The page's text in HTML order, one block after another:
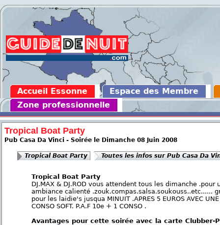
Accueil Essonne
Espace des Membre
Zone professionnelle
Tropical Boat Party
Pub Casa Da Vinci - Soirée le Dimanche 08 Juin 2008
Tropical Boat Party Toutes les infos sur Pub Casa Da
Tropical Boat Party
DJ.MAX & DJ.ROD vous attendent tous les dimanche .pour
ambiance calienté .zouk.compas.salsa.soukouss..etc......
pour les laidie's jusqua MINUIT .APRES 5 EUROS AVEC UNE
CONSO SOFT. P.A.F 10e + 1 CONSO .
Avantages pour cette soirée avec la carte Clubber-